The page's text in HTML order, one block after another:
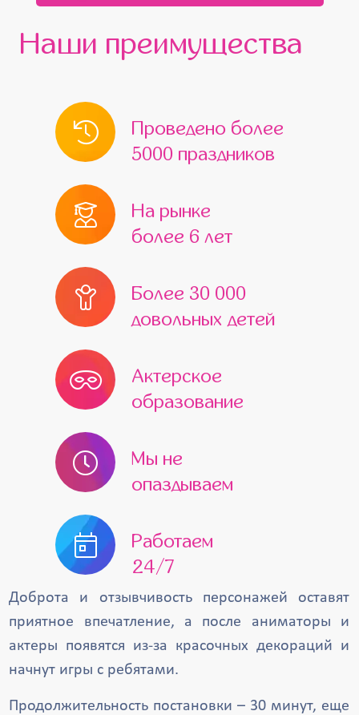
Наши преимущества
Проведено более
5000 праздников
На рынке
более 6 лет
Более 30 000
довольных детей
Актерское
образование
Мы не
опаздываем
Работаем
24/7
Доброта и отзывчивость персонажей оставят
приятное впечатление, а после аниматоры и
актеры появятся из-за красочных декораций и
начнут игры с ребятами.
Продолжительность постановки – 30 минут, еще